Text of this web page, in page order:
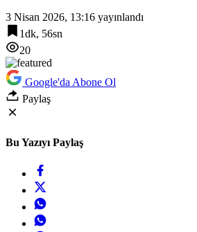
3 Nisan 2026, 13:16 yayınlandı
1dk, 56sn
20
Google'da Abone Ol
Paylaş
Bu Yazıyı Paylaş